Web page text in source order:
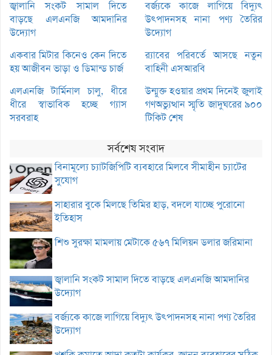
জ্বালানি সংকট সামাল দিতে
বাড়ছে এলএনজি আমদানির
উদ্যোগ
বর্জ্যকে কাজে লাগিয়ে বিদ্যুৎ
উৎপাদনসহ নানা পণ্য তৈরির
উদ্যোগ
একবার মিটার কিনেও কেন দিতে
হয় আজীবন ভাড়া ও ডিমান্ড চার্জ
র‌্যাবের পরিবর্তে আসছে নতুন
বাহিনী এসআরবি
এলএনজি টার্মিনাল চালু, ধীরে
ধীরে স্বাভাবিক হচ্ছে গ্যাস
সরবরাহ
উন্মুক্ত হওয়ার প্রথম দিনেই জুলাই
গণঅভ্যুত্থান স্মৃতি জাদুঘরের ৯০০
টিকিট শেষ
সর্বশেষ সংবাদ
বিনামূল্যে চ্যাটজিপিটি ব্যবহারে মিলবে সীমাহীন চ্যাটের
সুযোগ
সাহারার বুকে মিলছে তিমির হাড়, বদলে যাচ্ছে পুরোনো
ইতিহাস
শিশু সুরক্ষা মামলায় মেটাকে ৫৬৭ মিলিয়ন ডলার জরিমানা
জ্বালানি সংকট সামাল দিতে বাড়ছে এলএনজি আমদানির
উদ্যোগ
বর্জ্যকে কাজে লাগিয়ে বিদ্যুৎ উৎপাদনসহ নানা পণ্য তৈরির
উদ্যোগ